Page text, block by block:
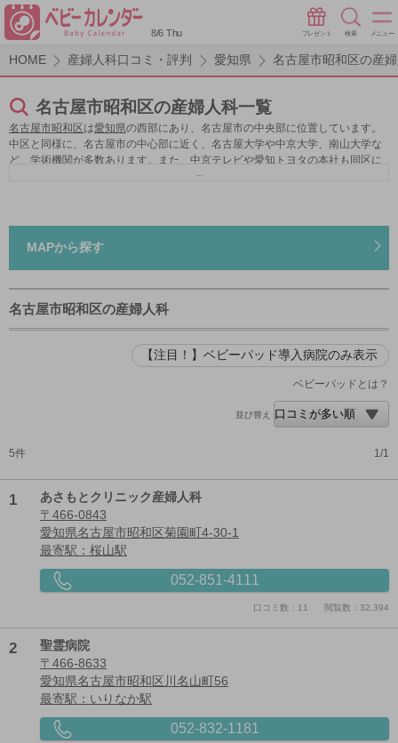
8/6 Thu プレゼント 検索 メニュー
HOME 産婦人科口コミ・評判 愛知県 名古屋市昭和区の産
名古屋市昭和区の産婦人科一覧
名古屋市昭和区 は愛知県の西部にあり、名古屋市の中央部に位置しています。
中区と同様に、名古屋市の中心部に近く、名古屋大学や中京大学、南山大学な
ど、学術機関が多数あります。また、中京テレビや愛知トヨタの本社も同区に
あり、その他、鶴舞駅の周りには、名古屋市公会堂や鶴舞公園、陸上競技場も
を提供したり、子育て中のママたちのブログを掲載し、子育てに役立つ身近な
情報を発信するなど、サポート体制ができあがっています。区内の産婦人科
は、産科だけでなく婦人科、小児科もある医院や、最新設備が整っている医院
などいろいろな面で充実していますのでよりよい産婦人科選びをすることが可
能です。
...
MAPから探す
名古屋市昭和区の産婦人科
【注目！】ベビーパッド導入病院のみ表示
ベビーパッドとは？
並び替え
5件 1/1
1
あさもとクリニック産婦人科
〒466-0843
愛知県名古屋市昭和区菊園町4-30-1
最寄駅：桜山駅
052-851-4111
口コミ数：11 閲覧数：32,394
2
聖霊病院
〒466-8633
愛知県名古屋市昭和区川名山町56
最寄駅：いりなか駅
052-832-1181